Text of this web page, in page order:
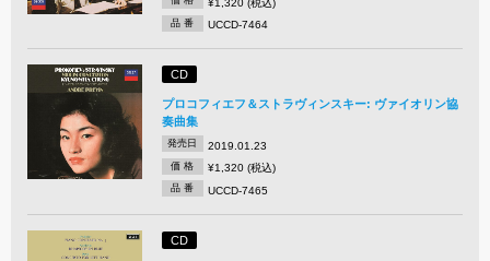
¥1,320 (税込)
品 番 UCCD-7464
CD
プロコフィエフ＆ストラヴィンスキー: ヴァイオリン協
奏曲集
発売日 2019.01.23
価 格 ¥1,320 (税込)
品 番 UCCD-7465
CD